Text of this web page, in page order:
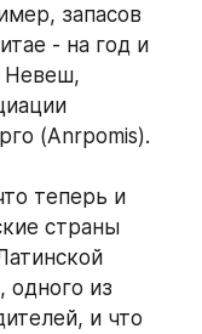
запасов
- на год и
Невеш,
(Anrpomis).
теперь и
страны
одного из
и что